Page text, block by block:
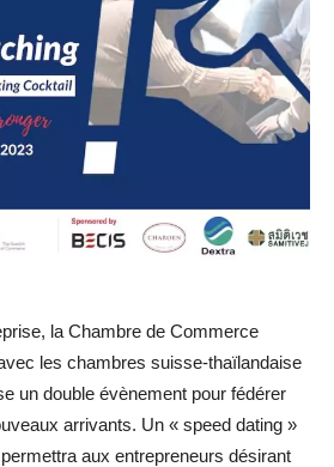
la Chambre de Commerce
les chambres suisse-thaïlandaise
un double évènement pour fédérer
arrivants. Un « speed dating »
aux entrepreneurs désirant